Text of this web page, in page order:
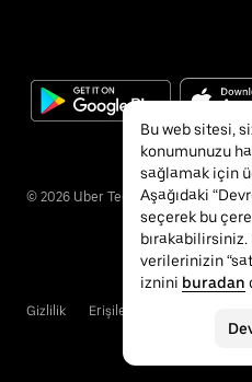
© 2026 Uber Technologies Inc.
Gizlilik Erişilebilirlik
Bu web sitesi,
konumunuzu
sağlamak için
Aşağıdaki
seçerek bu
bırakabilirsiniz.
verilerinizin
iznini buradan